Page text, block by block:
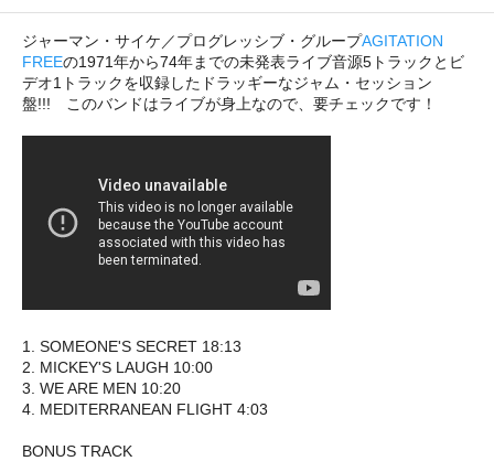
ジャーマン・サイケ／プログレッシブ・グループAGITATION
FREEの1971年から74年までの未発表ライブ音源5トラックとビ
デオ1トラックを収録したドラッギーなジャム・セッション
盤!!! このバンドはライブが身上なので、要チェックです！
1. SOMEONE'S SECRET 18:13
2. MICKEY'S LAUGH 10:00
3. WE ARE MEN 10:20
4. MEDITERRANEAN FLIGHT 4:03
BONUS TRACK